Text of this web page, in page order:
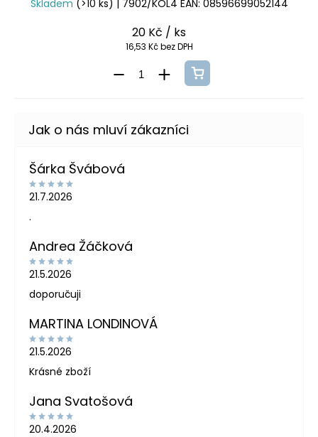
Skladem (>10 ks) | 7902/KOL4 EAN: 08596699052144
20 Kč / ks
16,53 Kč bez DPH
Šárka Švábová
21.7.2026
.
Andrea Žáčková
21.5.2026
doporučuji
MARTINA LONDINOVÁ
21.5.2026
Krásné zboží
Jana Svatošová
20.4.2026